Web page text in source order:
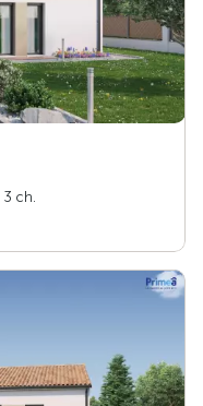
| 3 ch.